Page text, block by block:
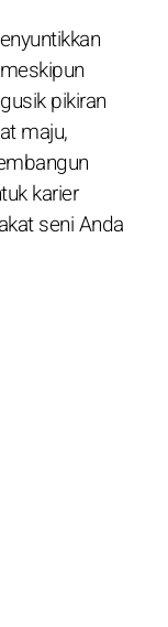
pikiran
maju,
karier
seni Anda